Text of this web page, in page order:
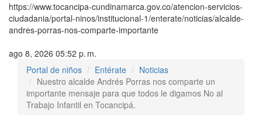
https://www.tocancipa-cundinamarca.gov.co/atencion-servicios-
ciudadania/portal-ninos/institucional-1/enterate/noticias/alcalde-
andres-porras-nos-comparte-importante
ago 8, 2026 05:52 p. m.
Portal de niños
Entérate
Noticias
Nuestro alcalde Andrés Porras nos comparte un
importante mensaje para que todos le digamos No al
Trabajo Infantil en Tocancipá.